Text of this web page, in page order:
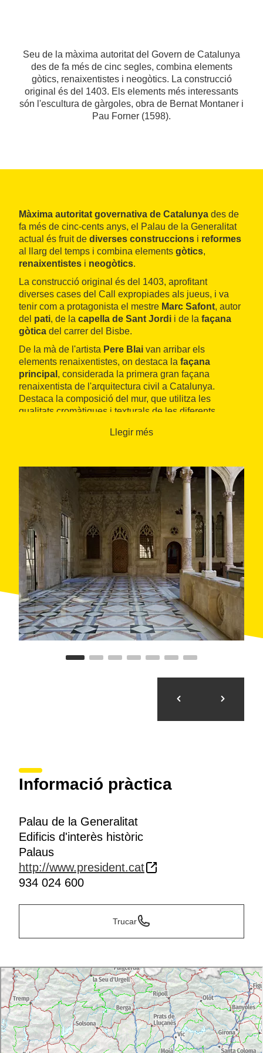
Seu de la màxima autoritat del Govern de Catalunya
des de fa més de cinc segles, combina elements
gòtics, renaixentistes i neogòtics. La construcció
original és del 1403. Els elements més interessants
són l'escultura de gàrgoles, obra de Bernat Montaner i
Pau Forner (1598).
Màxima autoritat governativa de Catalunya des de
fa més de cinc-cents anys, el Palau de la Generalitat
actual és fruit de diverses construccions i reformes
al llarg del temps i combina elements gòtics,
renaixentistes i neogòtics.
La construcció original és del 1403, aprofitant
diverses cases del Call expropiades als jueus, i va
tenir com a protagonista el mestre Marc Safont, autor
del pati, de la capella de Sant Jordi i de la façana
gòtica del carrer del Bisbe.
De la mà de l'artista Pere Blai van arribar els
elements renaixentistes, on destaca la façana
principal , considerada la primera gran façana
renaixentista de l'arquitectura civil a Catalunya.
Destaca la composició del mur, que utilitza les
qualitats cromàtiques i texturals de les diferents
obertures en franges horitzontals.
laCambra Dauradai elpati dels Tarongers, amb el
terra de marbre de Carrara, així com lacapella-ara
saló-
de Sant Jordi
, un espai de tres naus amb pilars
de secció quadrada, volta d'aresta romana i cúpula
el·líptica amb petxines sense tambor al creuer. Els
patis són de galeria contínua d'arcs carpanells
molt
rebaixats sobre una alta galeria cega de sèries de tres
arquets trilobats.
Altres elements interessants són l' escultura de
gàrgoles, obra de Bernat Montaner i Pau Forner
(1598), i elpont neogòticque uneix el palau i la
casa dels Canonges(1928), o lespintures
d'artistes contemporanisque decoren les sales,
d'Antoni Clavé, Joan Hernández Pijuan o Antoni
El Palau de la Generalitat ofereix visites a grups i
particulars amb sol·licitud prèvia. A més, compta amb
Jordi), 24 de setembre (la Mercè) i l'Onze de
Llegir més
Informació pràctica
Palau de la Generalitat
Edificis d'interès històric
Palaus
http://www.president.cat
934 024 600
Trucar